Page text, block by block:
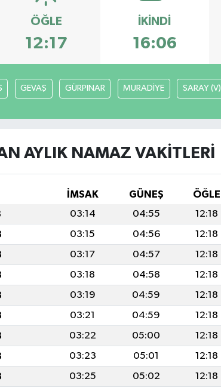
ÖĞLE
12:17
İKINDI
16:06
GEVAŞ GÜRPINAR MURADİYE SARAY (V)
AYLIK NAMAZ VAKITLERI
İMSAK GÜNEŞ ÖĞLE
03:14 04:55 12:18
03:15 04:56 12:18
03:17 04:57 12:18
03:18 04:58 12:18
03:19 04:59 12:18
03:21 04:59 12:18
03:22 05:00 12:18
03:23 05:01 12:18
03:25 05:02 12:18